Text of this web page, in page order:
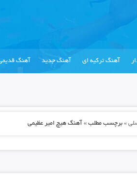
آهنگ ترکیه ای آهنگ جدید آهنگ
» برچسب مطلب » آهنگ هیچ امیر عظیمی